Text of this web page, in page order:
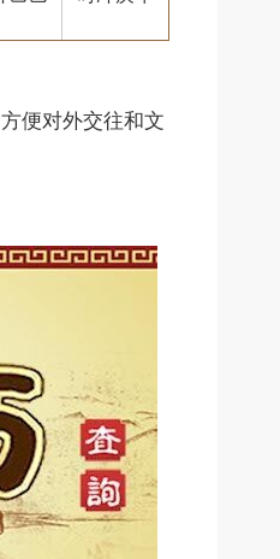
便对外交往和文